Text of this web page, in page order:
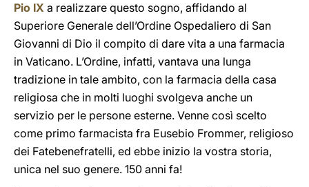
Pio IX a realizzare questo sogno, affidando al
Superiore Generale dell’Ordine Ospedaliero di San
Giovanni di Dio il compito di dare vita a una farmacia
in Vaticano. L’Ordine, infatti, vantava una lunga
tradizione in tale ambito, con la farmacia della casa
religiosa che in molti luoghi svolgeva anche un
servizio per le persone esterne. Venne così scelto
come primo farmacista fra Eusebio Frommer, religioso
dei Fatebenefratelli, ed ebbe inizio la vostra storia,
unica nel suo genere. 150 anni fa!